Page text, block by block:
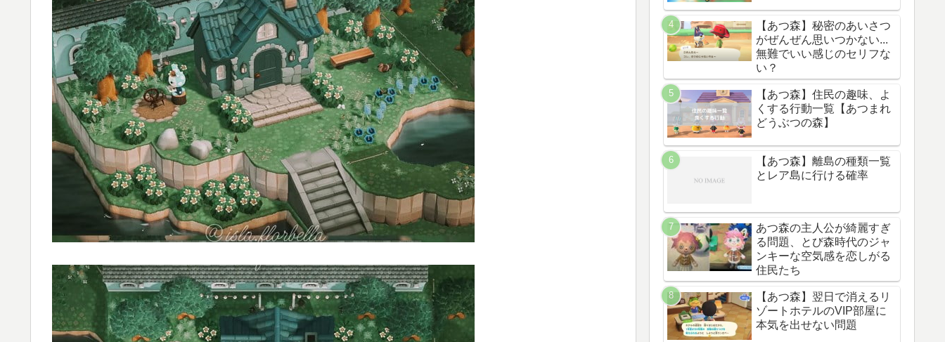
【あつ森】秘密のあいさつ
がぜんぜん思いつかない...
無難でいい感じのセリフな
い？
【あつ森】住民の趣味、よ
くする行動一覧【あつまれ
どうぶつの森】
【あつ森】離島の種類一覧
とレア島に行ける確率
あつ森の主人公が綺麗すぎ
る問題、とび森時代のジャ
ンキーな空気感を恋しがる
住民たち
【あつ森】翌日で消えるリ
ゾートホテルのVIP部屋に
本気を出せない問題